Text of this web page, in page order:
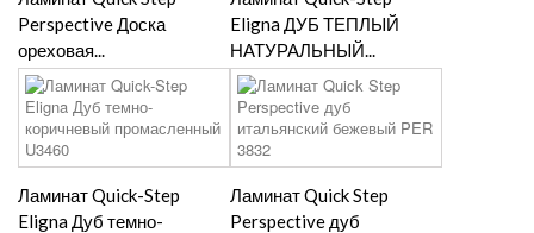
Perspective Доска
ореховая...
Eligna ДУБ ТЕПЛЫЙ
НАТУРАЛЬНЫЙ...
Ламинат Quick-Step
Eligna Дуб темно-
Ламинат Quick Step
Perspective дуб